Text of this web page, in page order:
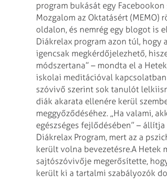
program bukását egy
Mozgalom az Oktatásért (MEMO)
oldalon, és nemrég egy blogot is
Diákrelax program azon túl, hogy
igencsak megkérdőjelezhető,
módszertana” – mondta el a
iskolai meditációval
szóvivő szerint sok tanulót
diák akarata ellenére kerül
meggyőződéséhez. „Ha valami,
egészséges fejlődésében” –
Diákrelax Program, mert az a
került volna bevezetésre.A Hetek
sajtószóvivője megerősítette,
került ki a tartalmi szabályozók